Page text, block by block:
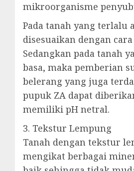
mikroorganisme
Pada tanah yang terlalu
disesuaikan dengan
Sedangkan pada tanah
basa, maka pemberian
belerang yang juga
pupuk ZA dapat
memiliki pH netral.
3. Tekstur Lempung
Tanah dengan tekstur
mengikat berbagai